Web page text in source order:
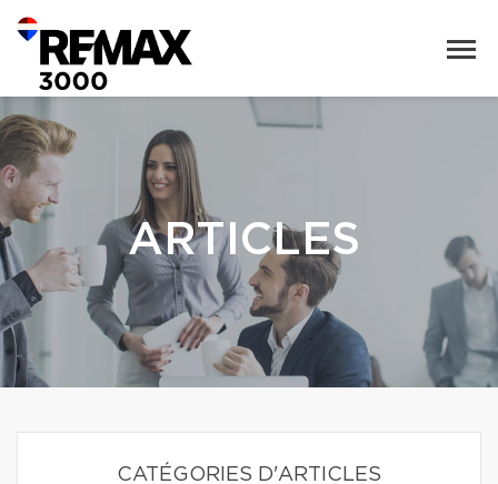
ARTICLES
CATÉGORIES D'ARTICLES